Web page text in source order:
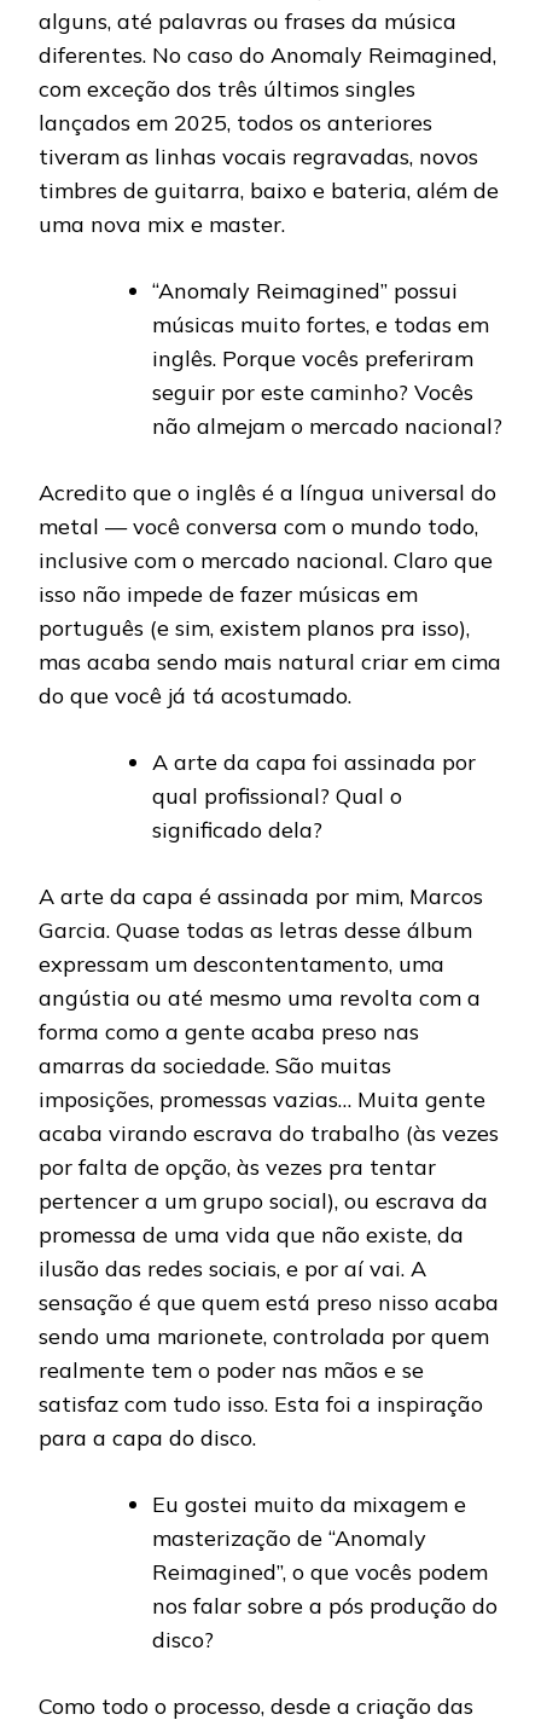
alguns, até palavras ou frases da música
diferentes. No caso do Anomaly Reimagined,
com exceção dos três últimos singles
lançados em 2025, todos os anteriores
tiveram as linhas vocais regravadas, novos
timbres de guitarra, baixo e bateria, além de
uma nova mix e master.
“Anomaly Reimagined” possui
músicas muito fortes, e todas em
inglês. Porque vocês preferiram
seguir por este caminho? Vocês
não almejam o mercado nacional?
Acredito que o inglês é a língua universal do
metal — você conversa com o mundo todo,
inclusive com o mercado nacional. Claro que
isso não impede de fazer músicas em
português (e sim, existem planos pra isso),
mas acaba sendo mais natural criar em cima
do que você já tá acostumado.
A arte da capa foi assinada por
qual profissional? Qual o
significado dela?
A arte da capa é assinada por mim, Marcos
Garcia. Quase todas as letras desse álbum
expressam um descontentamento, uma
angústia ou até mesmo uma revolta com a
forma como a gente acaba preso nas
amarras da sociedade. São muitas
imposições, promessas vazias… Muita gente
acaba virando escrava do trabalho (às vezes
por falta de opção, às vezes pra tentar
pertencer a um grupo social), ou escrava da
promessa de uma vida que não existe, da
ilusão das redes sociais, e por aí vai. A
sensação é que quem está preso nisso acaba
sendo uma marionete, controlada por quem
realmente tem o poder nas mãos e se
satisfaz com tudo isso. Esta foi a inspiração
para a capa do disco.
Eu gostei muito da mixagem e
masterização de “Anomaly
Reimagined”, o que vocês podem
nos falar sobre a pós produção do
disco?
Como todo o processo, desde a criação das